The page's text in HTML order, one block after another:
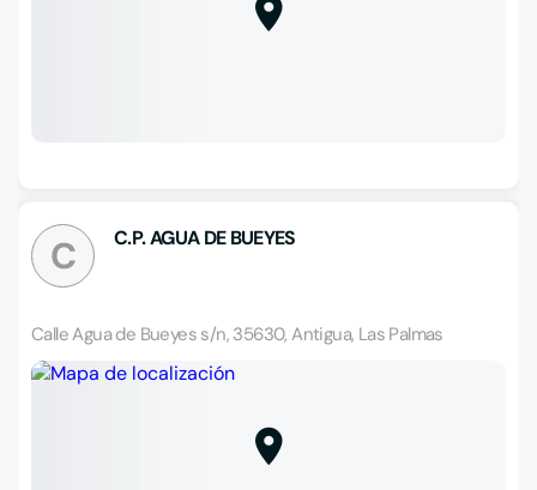
C C.P. AGUA DE BUEYES
Calle Agua de Bueyes s/n, 35630, Antigua, Las Palmas